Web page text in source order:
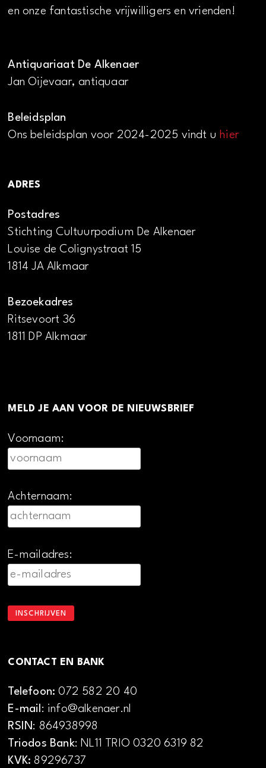
en onze fantastische vrijwilligers en vrienden!
Antiquariaat De Alkenaer
Jan Oijevaar, antiquaar
Beleidsplan
Ons beleidsplan voor 2024-2025 vindt uhier
ADRES
Postadres
Stichting Cultuurpodium De Alkenaer
Louise de Colignystraat 15
1814 JA Alkmaar
Bezoekadres
Ritsevoort 36
1811 DP Alkmaar
MELD JE AAN VOOR DE NIEUWSBRIEF
Voornaam:
Achternaam:
E-mailadres:
CONTACT EN BANK
Telefoon:072 582 20 40
E-mail: info@alkenaer.nl
RSIN: 864938998
Triodos Bank: NL11 TRIO 0320 6319 82
KVK: 89296737